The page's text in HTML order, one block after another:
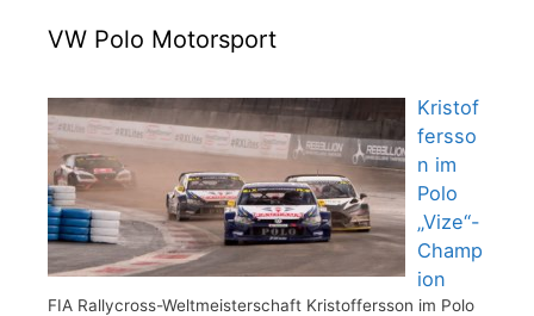
VW Polo Motorsport
Kristof
fersso
n im
Polo
„Vize“-
Champ
ion
FIA Rallycross-Weltmeisterschaft Kristoffersson im Polo